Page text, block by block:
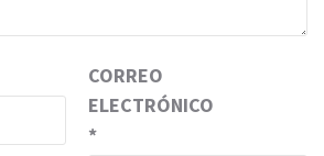
CORREO
ELECTRÓNICO
*